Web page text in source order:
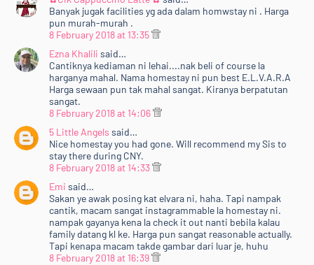
Banyak jugak facilities yg ada dalam homwstay ni . Harga
pun murah-murah .
8 February 2018 at 13:35
Ezna Khalili said…
Cantiknya kediaman ni lehai....nak beli of course la
harganya mahal. Nama homestay ni pun best E.L.V.A.R.A
Harga sewaan pun tak mahal sangat. Kiranya berpatutan
sangat.
8 February 2018 at 14:06
5 Little Angels said…
Nice homestay you had gone. Will recommend my Sis to
stay there during CNY.
8 February 2018 at 14:33
Emi said…
Sakan ye awak posing kat elvara ni, haha. Tapi nampak
cantik, macam sangat instagrammable la homestay ni.
nampak gayanya kena la check it out nanti bebila kalau
family datang kl ke. Harga pun sangat reasonable actually.
Tapi kenapa macam takde gambar dari luar je, huhu
8 February 2018 at 16:39